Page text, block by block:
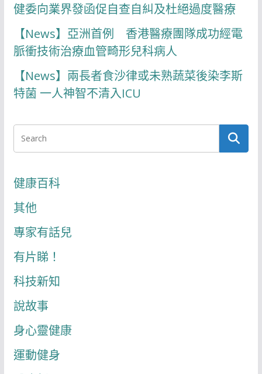
健委向業界發函促自查自糾及杜絕過度醫療
【News】亞洲首例 香港醫療團隊成功經電
脈衝技術治療血管畸形兒科病人
【News】兩長者食沙律或未熟蔬菜後染李斯
特菌 一人神智不清入ICU
健康百科
其他
專家有話兒
有片睇！
科技新知
說故事
身心靈健康
運動健身